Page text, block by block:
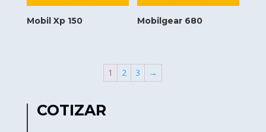
Mobil Xp 150 Mobilgear 680
1 2 3 →
COTIZAR